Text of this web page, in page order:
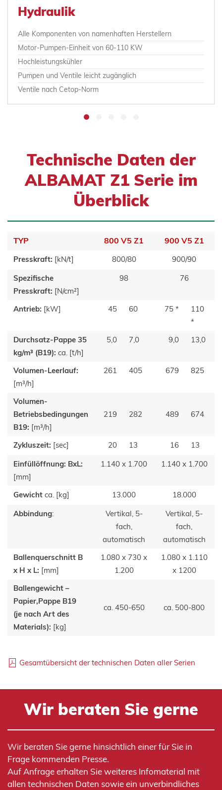
Hydraulik
Alle Komponenten von namenhaften Herstellern
Motor-Pumpen-Einheit von 60-110 KW
Hochleistungskühler
Pumpen und Ventile leicht zugänglich
Ventile nach Cetop-Norm
Technische Daten der
ALBAMAT Z1 Serie im
Überblick
TYP 800 V5 Z1 900 V5 Z1
Presskraft: [kN/t] 800/80
900/90
Spezifische
Presskraft: [N/cm²]
98 76
Antrieb: [kW] 45 60 75 *
110
*
Durchsatz-Pappe 35
kg/m³ (B19): ca. [t/h]
5,0 7,0 9,0 13,0
Volumen-Leerlauf:
[m³/h]
261 405 679 825
Volumen-
Betriebsbedingungen
B19: [m³/h]
219 282 489 674
Zykluszeit: [sec] 20 13 16
13
Einfüllöffnung: BxL:
[mm]
1.140 x 1.700 1.140 x 1.700
Gewicht ca. [kg] 13.000
18.000
Abbindung:
Vertikal, 5-
fach,
automatisch
Vertikal, 5-
fach,
automatisch
Ballenquerschnitt B
x H x L: [mm]
1.080 x 730 x
1.200
1.080 x 1.110
x 1200
Ballengewicht –
Papier,Pappe B19
(je nach Art des
Materials): [kg]
ca. 450-650 ca. 500-800
Gesamtübersicht der technischen Daten aller Serien
Wir beraten Sie gerne
Wir beraten Sie gerne hinsichtlich einer für Sie in
Frage kommenden Presse.
Auf Anfrage erhalten Sie weiteres Infomaterial mit
allen technischen Daten sowie ein unverbindliches